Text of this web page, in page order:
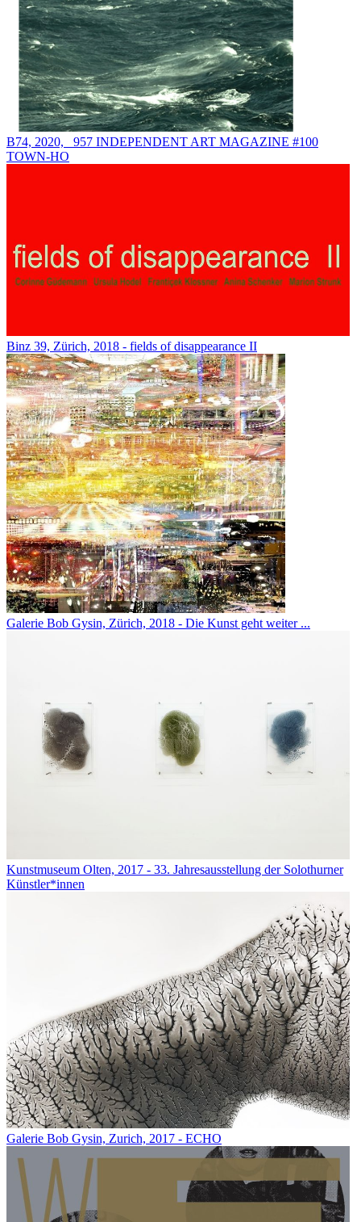
B74, 2020, _957 INDEPENDENT ART MAGAZINE #100
TOWN-HO
Binz 39, Zürich, 2018 - fields of disappearance II
Galerie Bob Gysin, Zürich, 2018 - Die Kunst geht weiter ...
Kunstmuseum Olten, 2017 - 33. Jahresausstellung der Solothurner
Künstler*innen
Galerie Bob Gysin, Zurich, 2017 - ECHO